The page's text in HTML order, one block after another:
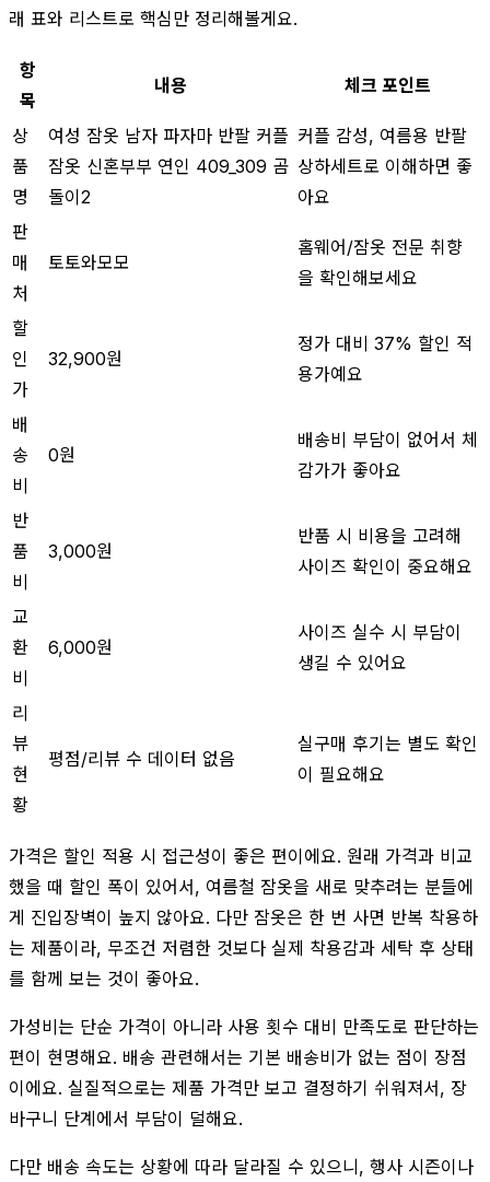
래 표와 리스트로 핵심만 정리해볼게요.
항
목
내용 체크 포인트
상
품
명
여성 잠옷 남자 파자마 반팔 커플
잠옷 신혼부부 연인 409_309 곰
돌이2
커플 감성, 여름용 반팔
상하세트로 이해하면 좋
아요
판
매
처
토토와모모
홈웨어/잠옷 전문 취향
을 확인해보세요
할
인
가
32,900원
정가 대비 37% 할인 적
용가예요
배
송
비
0원
배송비 부담이 없어서 체
감가가 좋아요
반
품
비
3,000원
반품 시 비용을 고려해
사이즈 확인이 중요해요
교
환
비
6,000원
사이즈 실수 시 부담이
생길 수 있어요
리
뷰
현
황
평점/리뷰 수 데이터 없음
실구매 후기는 별도 확인
이 필요해요
가격은 할인 적용 시 접근성이 좋은 편이에요. 원래 가격과 비교
했을 때 할인 폭이 있어서, 여름철 잠옷을 새로 맞추려는 분들에
게 진입장벽이 높지 않아요. 다만 잠옷은 한 번 사면 반복 착용하
는 제품이라, 무조건 저렴한 것보다 실제 착용감과 세탁 후 상태
를 함께 보는 것이 좋아요.
가성비는 단순 가격이 아니라 사용 횟수 대비 만족도로 판단하는
편이 현명해요. 배송 관련해서는 기본 배송비가 없는 점이 장점
이에요. 실질적으로는 제품 가격만 보고 결정하기 쉬워져서, 장
바구니 단계에서 부담이 덜해요.
다만 배송 속도는 상황에 따라 달라질 수 있으니, 행사 시즌이나